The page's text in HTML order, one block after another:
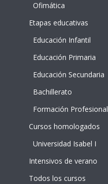
Ofimática
Etapas educativas
Educación Infantil
Educación Primaria
Educación Secundaria
Bachillerato
Formación Profesional
Cursos homologados
Universidad Isabel I
Intensivos de verano
Todos los cursos